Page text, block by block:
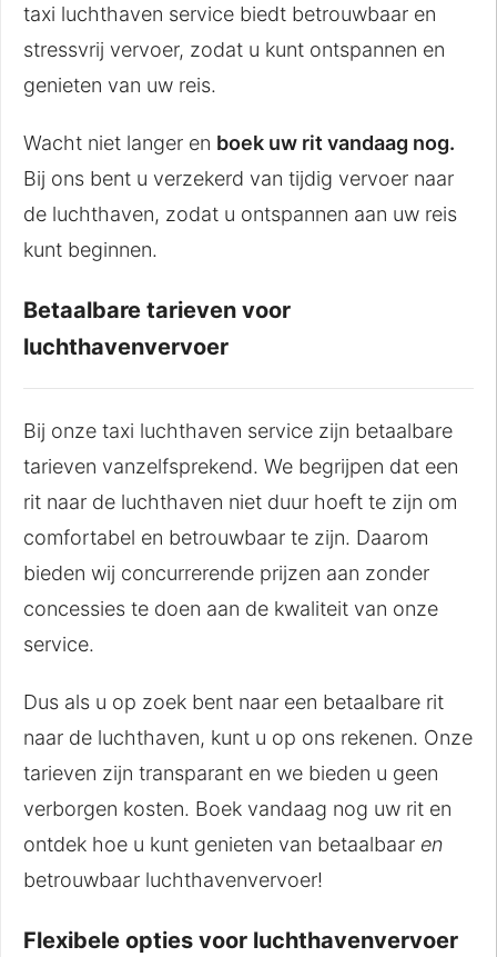
taxi luchthaven service biedt betrouwbaar en
stressvrij vervoer, zodat u kunt ontspannen en
genieten van uw reis.
Wacht niet langer en boek uw rit vandaag nog.
Bij ons bent u verzekerd van tijdig vervoer naar
de luchthaven, zodat u ontspannen aan uw reis
kunt beginnen.
Betaalbare tarieven voor
luchthavenvervoer
Bij onze taxi luchthaven service zijn betaalbare
tarieven vanzelfsprekend. We begrijpen dat een
rit naar de luchthaven niet duur hoeft te zijn om
comfortabel en betrouwbaar te zijn. Daarom
bieden wij concurrerende prijzen aan zonder
concessies te doen aan de kwaliteit van onze
service.
Dus als u op zoek bent naar een betaalbare rit
naar de luchthaven, kunt u op ons rekenen. Onze
tarieven zijn transparant en we bieden u geen
verborgen kosten. Boek vandaag nog uw rit en
ontdek hoe u kunt genieten van betaalbaar en
betrouwbaar luchthavenvervoer!
Flexibele opties voor luchthavenvervoer